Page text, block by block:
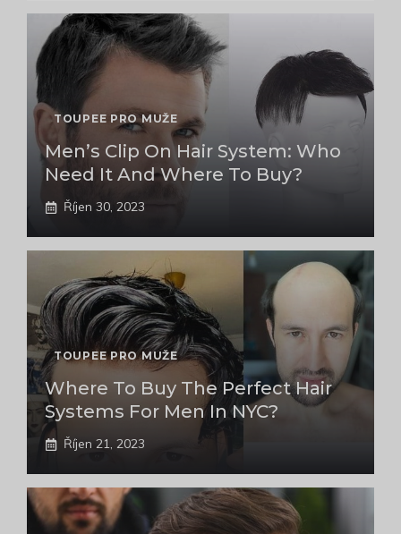
TOUPEE PRO MUŽE
Men’s Clip On Hair System: Who
Need It And Where To Buy?
Říjen 30, 2023
TOUPEE PRO MUŽE
Where To Buy The Perfect Hair
Systems For Men In NYC?
Říjen 21, 2023